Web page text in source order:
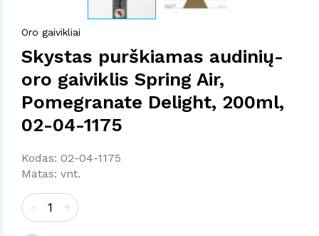
Oro gaivikliai
Skystas purškiamas audinių-
oro gaiviklis Spring Air,
Pomegranate Delight, 200ml,
02-04-1175
Kodas: 02-04-1175
Matas: vnt.
- +